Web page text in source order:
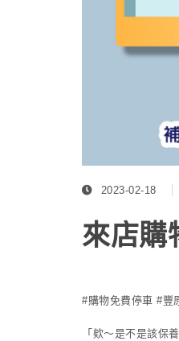
2023-02-18
來店購
#購物免費停車 #豐
「欸～是不是該保